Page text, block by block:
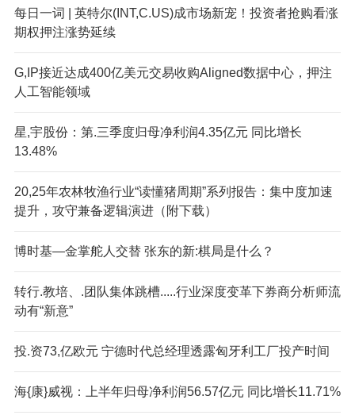
每日一词 | 英特尔(INT,C.US)成市场新宠！投资者抢购看涨
期权押注涨势延续
G,IP接近达成400亿美元交易收购Aligned数据中心，押注
人工智能领域
星,宇股份：第.三季度归母净利润4.35亿元 同比增长
13.48%
20,25年农林牧渔行业“读懂猪周期”系列报告：集中度加速
提升，攻守兼备逻辑演进（附下载）
博时基—金掌舵人交替 张东的新:棋局是什么？
转行.教培、.团队集体跳槽.....行业深度变革下券商分析师流
动有“新意”
投.资73,亿欧元 宁德时代总经理透露匈牙利工厂投产时间
海{康}威视：上半年归母净利润56.57亿元 同比增长11.71%